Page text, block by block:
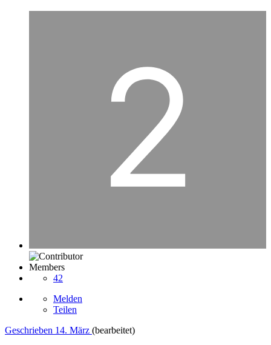
Members
42
Melden
Teilen
Geschrieben 14. März (bearbeitet)